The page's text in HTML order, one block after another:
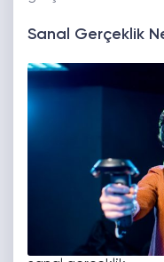
Sanal Gerçeklik